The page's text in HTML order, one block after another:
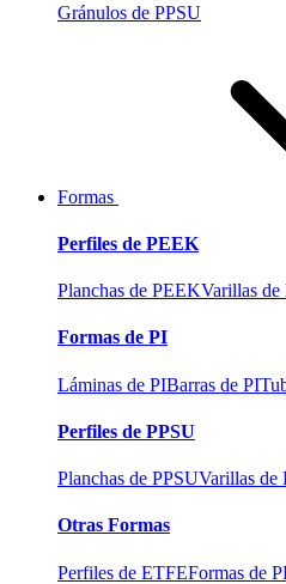
Gránulos de PPSU
Formas
Perfiles de PEEK
Planchas de PEEKVarillas de
Formas de PI
Láminas de PIBarras de PI
Perfiles de PPSU
Planchas de PPSUVarillas de
Otras Formas
Perfiles de ETFEFormas de